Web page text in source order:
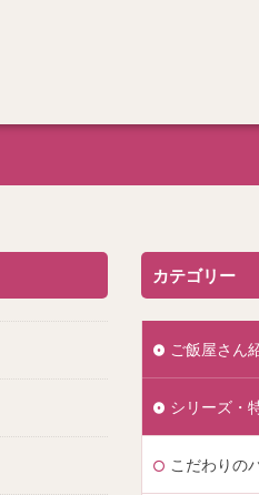
カテゴリー
ご飯屋さん
シリーズ・
こだわりの